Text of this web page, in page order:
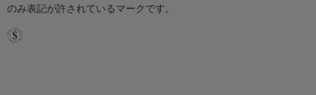
のみ表記が許されているマークです。